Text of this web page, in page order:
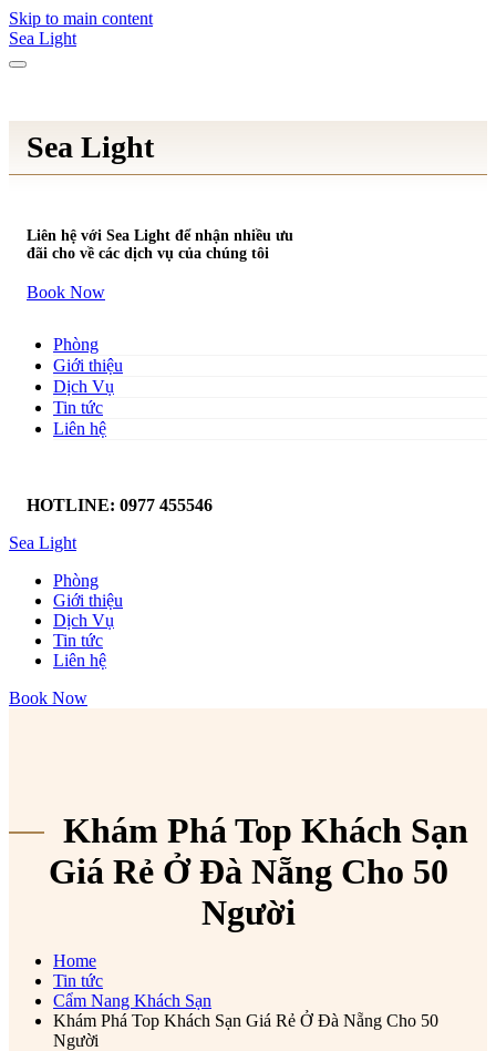
Skip to main content
Sea Light
Sea Light
Liên hệ với Sea Light để nhận nhiều ưu
đãi cho về các dịch vụ của chúng tôi
Book Now
Phòng
Giới thiệu
Dịch Vụ
Tin tức
Liên hệ
HOTLINE: 0977 455546
Sea Light
Phòng
Giới thiệu
Dịch Vụ
Tin tức
Liên hệ
Book Now
Khám Phá Top Khách Sạn
Giá Rẻ Ở Đà Nẵng Cho 50
Người
Home
Tin tức
Cẩm Nang Khách Sạn
Khám Phá Top Khách Sạn Giá Rẻ Ở Đà Nẵng Cho 50
Người